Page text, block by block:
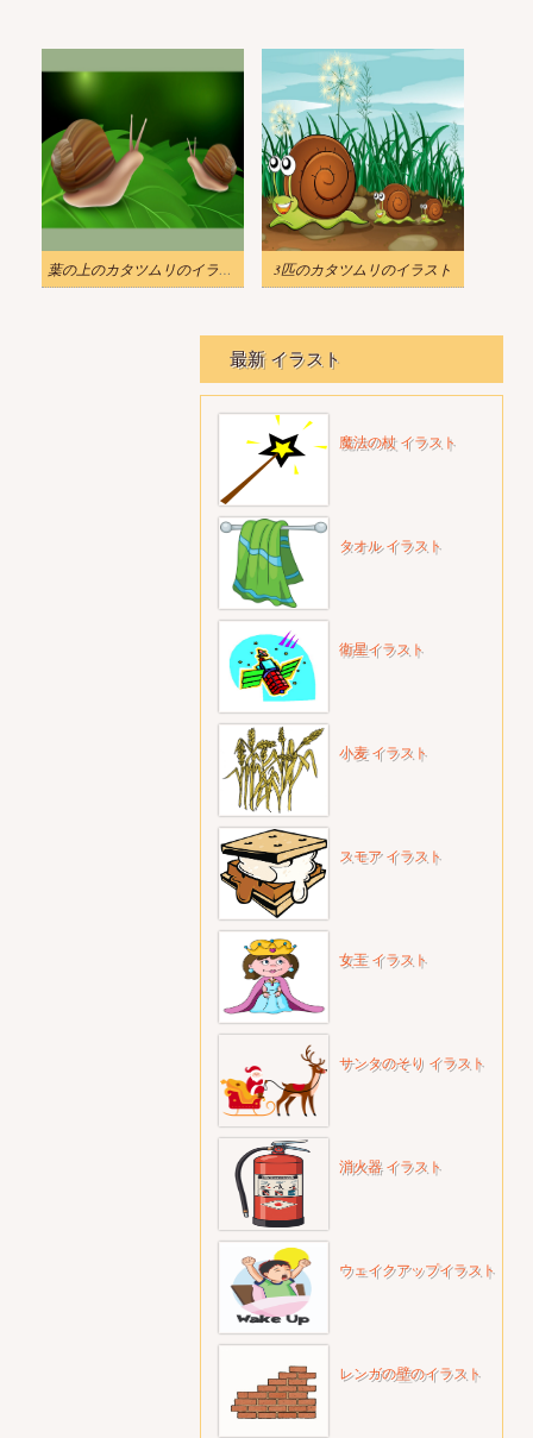
葉の上のカタツムリのイラスト 3匹のカタツムリのイラスト
最新 イラスト
魔法の杖 イラスト
タオル イラスト
衛星イラスト
小麦 イラスト
スモア イラスト
女王 イラスト
サンタのそり イラスト
消火器 イラスト
ウェイクアップイラスト
レンガの壁のイラスト